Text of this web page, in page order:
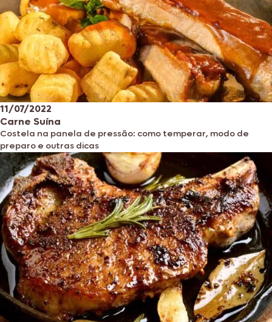
11/07/2022
Carne Suína
Costela na panela de pressão: como temperar, modo de
preparo e outras dicas